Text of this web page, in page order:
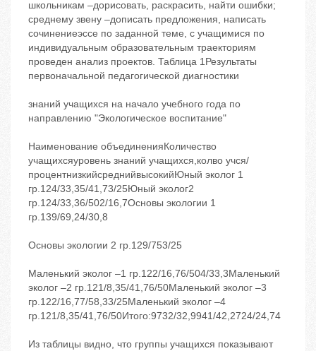
знаний учащихся на начало учебного года по
направлению "Экологическое воспитание"
Наименование объединенияКоличество
учащихсяуровень знаний учащихся,колво учся/
процентнизкийсреднийвысокийЮный эколог 1
гр.124/33,35/41,73/25Юный эколог2
гр.124/33,36/502/16,7Основы экологии 1
гр.139/69,24/30,8
Основы экологии 2 гр.129/753/25
Маленький эколог –1 гр.122/16,76/504/33,3Маленький
эколог –2 гр.121/8,35/41,76/50Маленький эколог –3
гр.122/16,77/58,33/25Маленький эколог –4
гр.121/8,35/41,76/50Итого:9732/32,9941/42,2724/24,74
Из таблицы видно, что группы учащихся показывают